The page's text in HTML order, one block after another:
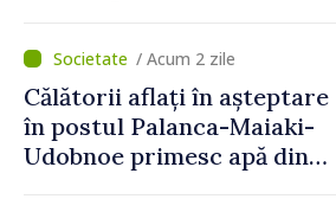
Naționale de Apărare pentru
perioada 2024–2034,
publicat în Monitorul Oficial
/ Acum 2 zile
Călătorii aflați în așteptare
în postul Palanca-Maiaki-
Udobnoe primesc apă din